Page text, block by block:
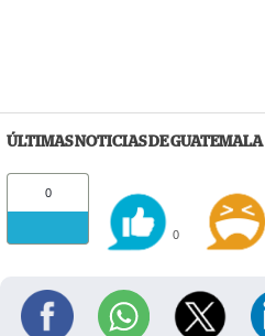
ÚLTIMAS NOTICIAS DE GUATEMALA
0
0